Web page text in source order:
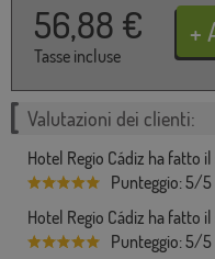
56,88 €
Tasse incluse
Valutazioni dei clienti:
Hotel Regio Cádiz ha fatto
Punteggio: 5/
Hotel Regio Cádiz ha fatto
Punteggio: 5/